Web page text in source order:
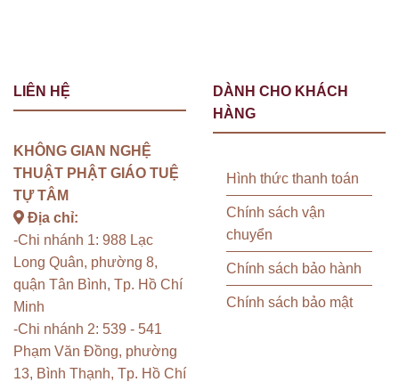
LIÊN HỆ
KHÔNG GIAN NGHỆ
THUẬT PHẬT GIÁO TUỆ
TỰ TÂM
Địa chỉ:
-Chi nhánh 1: 988 Lạc
Long Quân, phường 8,
quận Tân Bình, Tp. Hồ Chí
Minh
-Chi nhánh 2: 539 - 541
Phạm Văn Đồng, phường
13, Bình Thạnh, Tp. Hồ Chí
DÀNH CHO KHÁCH
HÀNG
Hình thức thanh toán
Chính sách vận
chuyển
Chính sách bảo hành
Chính sách bảo mật